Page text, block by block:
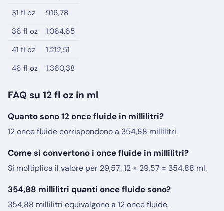
31 fl oz
916,78
36 fl oz
1.064,65
41 fl oz
1.212,51
46 fl oz
1.360,38
FAQ su 12 fl oz in ml
Quanto sono 12 once fluide in millilitri?
12 once fluide corrispondono a 354,88 millilitri.
Come si convertono i once fluide in millilitri?
Si moltiplica il valore per 29,57: 12 × 29,57 = 354,88 ml.
354,88 millilitri quanti once fluide sono?
354,88 millilitri equivalgono a 12 once fluide.